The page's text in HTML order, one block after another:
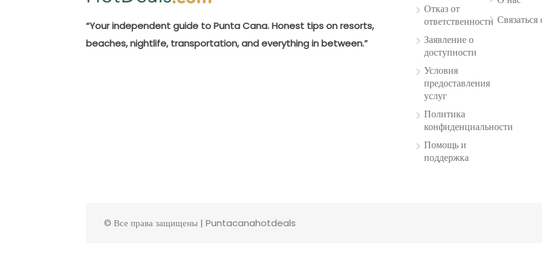
“Your independent guide to Punta Cana. Honest tips on resorts,
beaches, nightlife, transportation, and everything in between.”
Отказ от
ответственности
Заявление о
доступности
Условия
предоставления
услуг
Политика
конфиденциальности
Помощь и
поддержка
Связаться
© Все права защищены | Puntacanahotdeals